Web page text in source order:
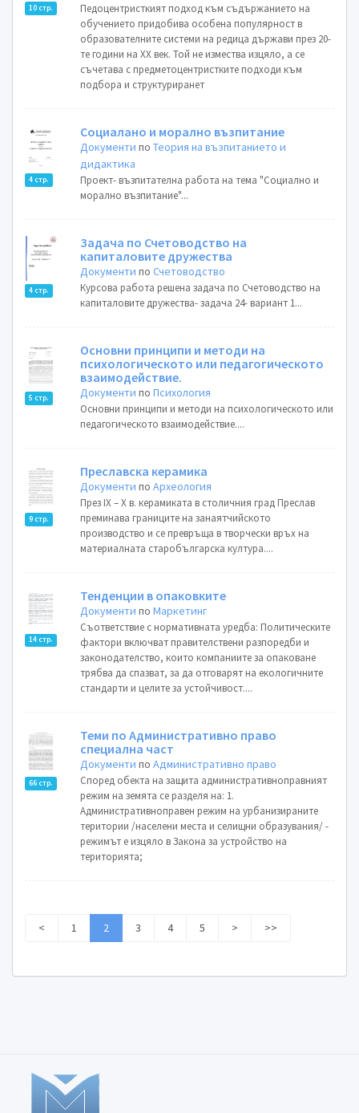
10 стр.
Педоцентристкият подход към съдържанието на
обучението придобива особена популярност в
образователните системи на редица държави през 20-
те години на ХХ век. Той не измества изцяло, а се
съчетава с предметоцентристките подходи към
подбора и структуриранет
4 стр.
Социалано и морално възпитание
Документи поТеория на възпитанието и
дидактика
Проект- възпитателна работа на тема "Социално и
морално възпитание"...
4 стр.
Задача по Счетоводство на
капиталовите дружества
Документи поСчетоводство
Курсова работа решена задача по Счетоводство на
капиталовите дружества- задача 24- вариант 1...
5 стр.
Основни принципи и методи на
психологическото или педагогическото
взаимодействие.
Документи поПсихология
Основни принципи и методи на психологическото или
педагогическото взаимодействие....
9 стр.
Преславска керамика
Документи поАрхеология
През IX – X в. керамиката в столичния град Преслав
преминава границите на занаятчийското
производство и се превръща в творчески връх на
материалната старобългарска култура....
14 стр.
Тенденции в опаковките
Документи поМаркетинг
Съответствие с нормативната уредба: Политическите
фактори включват правителствени разпоредби и
законодателство, които компаниите за опаковане
трябва да спазват, за да отговарят на екологичните
стандарти и целите за устойчивост....
66 стр.
Теми по Административно право
специална част
Документи поАдминистративно право
Според обекта на защита административноправният
режим на земята се разделя на: 1.
Административноправен режим на урбанизираните
територии /населени места и селищни образувания/ -
режимът е изцяло в Закона за устройство на
територията;
< 1 2 3 4 5 > >>